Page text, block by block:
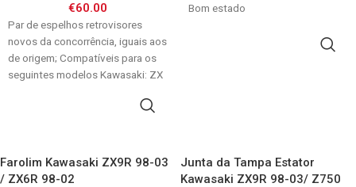
€60.00
Par de espelhos retrovisores
novos da concorrência, iguais aos
de origem; Compatíveis para os
seguintes modelos Kawasaki: ZX
Bom estado
Farolim Kawasaki ZX9R 98-03
/ ZX6R 98-02
Junta da Tampa Estator
Kawasaki ZX9R 98-03/ Z750